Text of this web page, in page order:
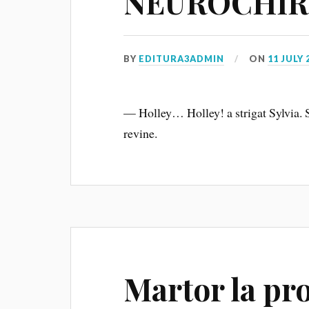
BY EDITURA3ADMIN ON 11 JULY
— Holley… Holley! a strigat Sylvia.
revine.
Martor la